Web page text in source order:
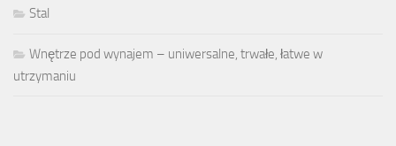
Stal
Wnętrze pod wynajem – uniwersalne, trwałe, łatwe w
utrzymaniu